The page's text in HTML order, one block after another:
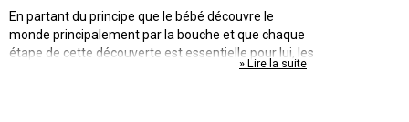
En partant du principe que le bébé découvre le
monde principalement par la bouche et que chaque
étape de cette découverte est essentielle pour lui, les
produits Dodie placent la bouche de bébé au coeur
» Lire la suite